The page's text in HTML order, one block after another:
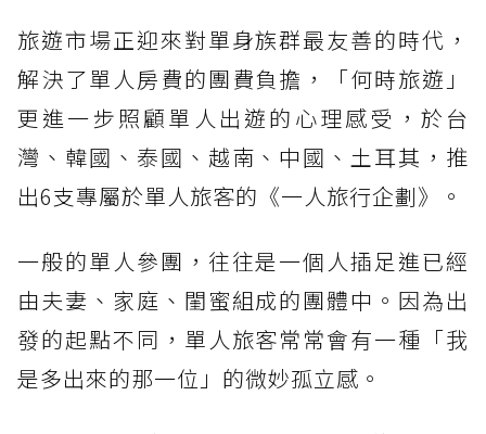
旅遊市場正迎來對單身族群最友善的時代，
解決了單人房費的團費負擔，「何時旅遊」
更進一步照顧單人出遊的心理感受，於台
灣、韓國、泰國、越南、中國、土耳其，推
出6支專屬於單人旅客的《一人旅行企劃》。
一般的單人參團，往往是一個人插足進已經
由夫妻、家庭、閨蜜組成的團體中。因為出
發的起點不同，單人旅客常常會有一種「我
是多出來的那一位」的微妙孤立感。